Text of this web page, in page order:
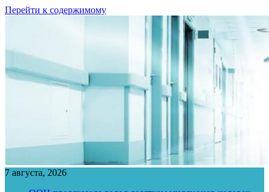
Перейти к содержимому
7 августа, 2026